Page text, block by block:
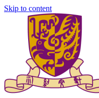
Skip to content